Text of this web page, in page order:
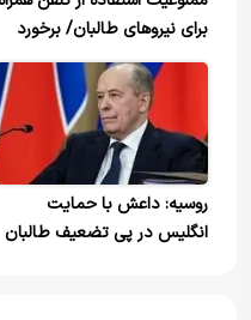
برای نیروهای طالبان/ برخورد
قانونی و شرعی با متخلفان
روسیه: داعش با حمایت
انگلیس در پی تضعیف طالبان